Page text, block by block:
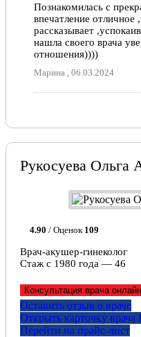
Познакомилась с
впечатление отличное
рассказывает
нашла своего врача
отношения))))
Марина , 06.03.2024
Рукосуева Ольга
4.90 / Оценок 109
Врач-акушер-гинеколог
Стаж с 1980 года — 46
Консультация врача онлайн
Оставить отзыв о враче
Открыть карточку врача
Перейти на прайс-лист